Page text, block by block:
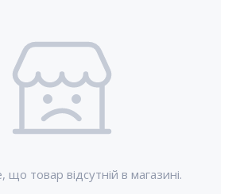
що товар відсутній в магазині.